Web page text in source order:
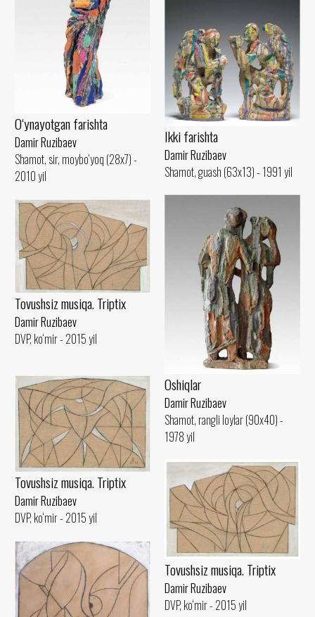
O‘ynayotgan farishta
Damir Ruzibaev
Shamot, sir, moybo‘yoq (28x7) -
2010 yil
Ikki farishta
Damir Ruzibaev
Shamot, guash (63x13) - 1991 yil
Oshiqlar
Damir Ruzibaev
Shamot, rangli loylar (90x40) -
1978 yil
Tovushsiz musiqa. Triptix
Damir Ruzibaev
DVP, ko‘mir - 2015 yil
Tovushsiz musiqa. Triptix
Damir Ruzibaev
DVP, ko‘mir - 2015 yil
Tovushsiz musiqa. Triptix
Damir Ruzibaev
DVP, ko‘mir - 2015 yil